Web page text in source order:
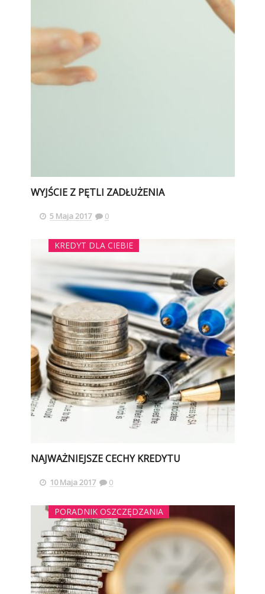
WYJŚCIE Z PĘTLI ZADŁUŻENIA
5 Maja 2017 0
KREDYT DLA CIEBIE
NAJWAŻNIEJSZE CECHY KREDYTU
10 Maja 2017 0
PORADNIK OSZCZĘDZANIA